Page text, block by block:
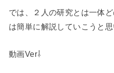
では、２人の研究とは一体
は簡単に解説していこうと思
動画Ver⇩